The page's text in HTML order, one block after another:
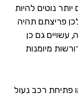
להיות
תהיה
גם כן
מיומנות
רכב נעול